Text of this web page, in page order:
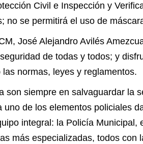
Civil e Inspección y
no se permitirá el uso de
José Alejandro Avilés
de todas y todos; y
normas, leyes y reglamentos.
son siempre en salvaguardar la
uno de los elementos policiales
integral: la Policía Municipal,
más especializadas, todos con